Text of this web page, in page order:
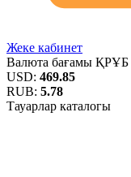
Жеке кабинет
Валюта бағамы ҚРҰБ
USD: 469.85
RUB: 5.78
Тауарлар каталогы